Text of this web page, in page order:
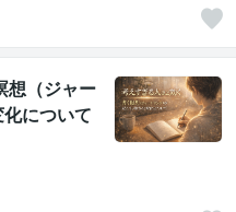
想（ジャー
について